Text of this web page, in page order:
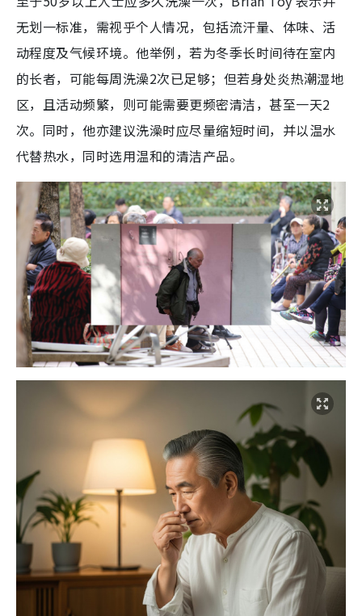
无划一标准，需视乎个人情况，包括流汗量、体味、活
动程度及气候环境。他举例，若为冬季长时间待在室内
的长者，可能每周洗澡2次已足够；但若身处炎热潮湿地
区，且活动频繁，则可能需要更频密清洁，甚至一天2
次。同时，他亦建议洗澡时应尽量缩短时间，并以温水
代替热水，同时选用温和的清洁产品。